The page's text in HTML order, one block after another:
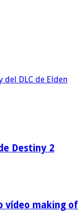
DLC de Elden
Destiny 2
vídeo making of